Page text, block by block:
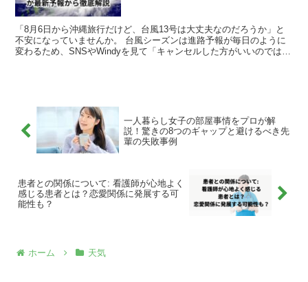
「8月6日から沖縄旅行だけど、台風13号は大丈夫なのだろうか」と
不安になっていませんか。 台風シーズンは進路予報が毎日のように
変わるため、SNSやWindyを見て「キャンセルした方がいいのでは」
一人暮らし女子の部屋事情をプロが解
説！驚きの8つのギャップと避けるべき先
輩の失敗事例
患者との関係について: 看護師が心地よく
感じる患者とは？恋愛関係に発展する可
能性も？
ホーム 天気